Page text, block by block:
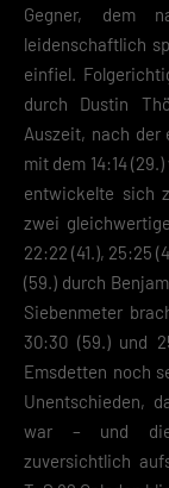
Gegner, dem
leidenschaftlich
einfiel.
durch Dustin
Auszeit, nach der
mit dem 14:14
entwickelte sich
zwei
22:22 (41.), 25:25
(59.) durch
Siebenmeter
30:30 (59.) und
Emsdetten noch
Unentschieden,
war – und die
zuversichtlich